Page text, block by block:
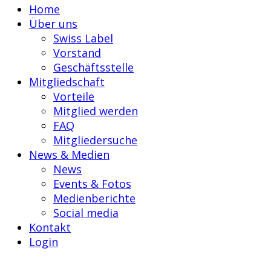
Home
Über uns
Swiss Label
Vorstand
Geschäftsstelle
Mitgliedschaft
Vorteile
Mitglied werden
FAQ
Mitgliedersuche
News & Medien
News
Events & Fotos
Medienberichte
Social media
Kontakt
Login